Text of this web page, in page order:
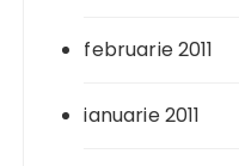
februarie 2011
ianuarie 2011